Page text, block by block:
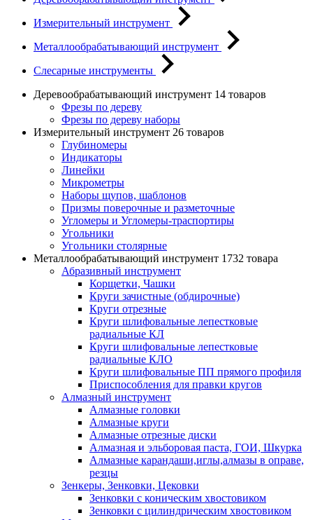
Измерительный инструмент
Металлообрабатывающий инструмент
Слесарные инструменты
Деревообрабатывающий инструмент 14 товаров
Фрезы по дереву
Фрезы по дереву наборы
Измерительный инструмент 26 товаров
Глубиномеры
Индикаторы
Линейки
Микрометры
Наборы щупов, шаблонов
Призмы поверочные и разметочные
Угломеры и Угломеры-траспортиры
Угольники
Угольники столярные
Металлообрабатывающий инструмент 1732 товара
Абразивный инструмент
Корщетки, Чашки
Круги зачистные (обдирочные)
Круги отрезные
Круги шлифовальные лепестковые
радиальные КЛ
Круги шлифовальные лепестковые
радиальные КЛО
Круги шлифовальные ПП прямого профиля
Приспособления для правки кругов
Алмазный инструмент
Алмазные головки
Алмазные круги
Алмазные отрезные диски
Алмазная и эльборовая паста, ГОИ, Шкурка
Алмазные карандаши,иглы,алмазы в оправе,
резцы
Зенкеры, Зенковки, Цековки
Зенковки с коническим хвостовиком
Зенковки с цилиндрическим хвостовиком